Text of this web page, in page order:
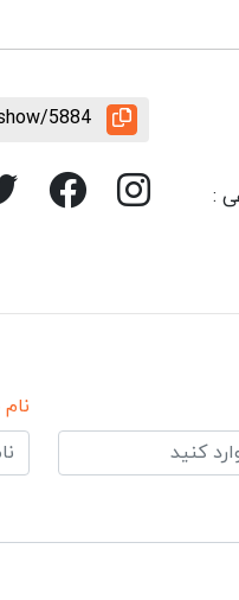
5884
: